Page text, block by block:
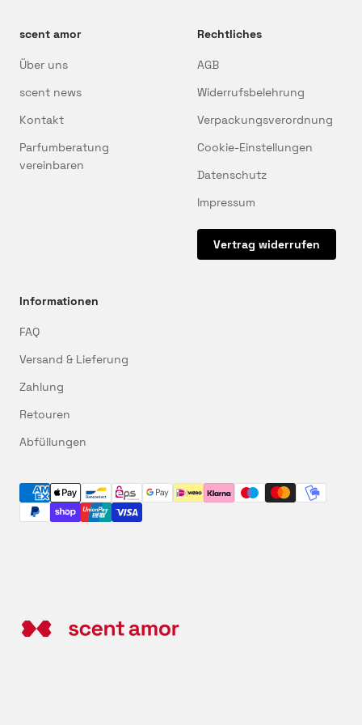
scent amor
Über uns
scent news
Kontakt
Parfumberatung
vereinbaren
Rechtliches
AGB
Widerrufsbelehrung
Verpackungsverordnung
Cookie-Einstellungen
Datenschutz
Impressum
Vertrag widerrufen
Informationen
FAQ
Versand & Lieferung
Zahlung
Retouren
Abfüllungen